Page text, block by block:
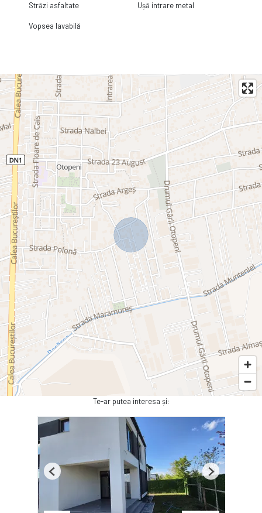
Străzi asfaltate Ușă intrare metal
Vopsea lavabilă
Te-ar putea interesa și:
Previous Next